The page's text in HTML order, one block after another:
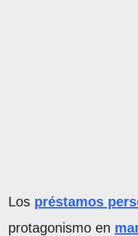
Los préstamos
protagonismo en